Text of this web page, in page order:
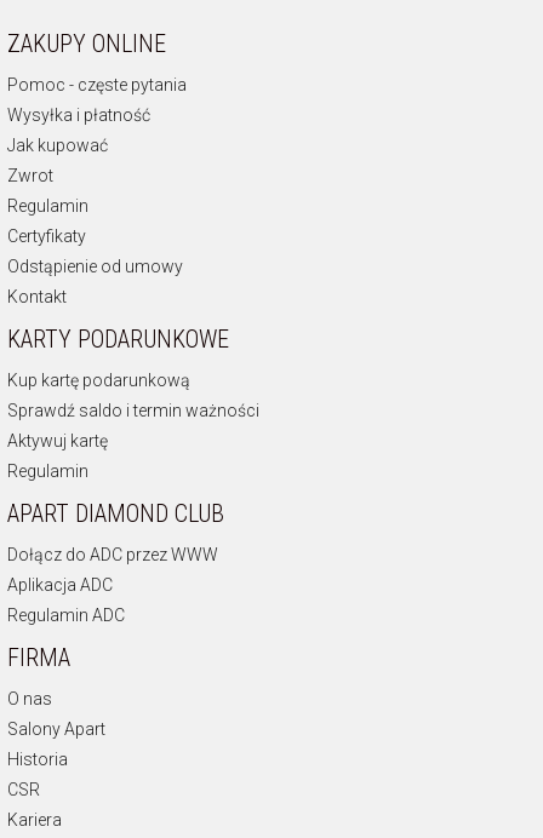
ZAKUPY ONLINE
Pomoc - częste pytania
Wysyłka i płatność
Jak kupować
Zwrot
Regulamin
Certyfikaty
Odstąpienie od umowy
Kontakt
KARTY PODARUNKOWE
Kup kartę podarunkową
Sprawdź saldo i termin ważności
Aktywuj kartę
Regulamin
APART DIAMOND CLUB
Dołącz do ADC przez WWW
Aplikacja ADC
Regulamin ADC
FIRMA
O nas
Salony Apart
Historia
CSR
Kariera